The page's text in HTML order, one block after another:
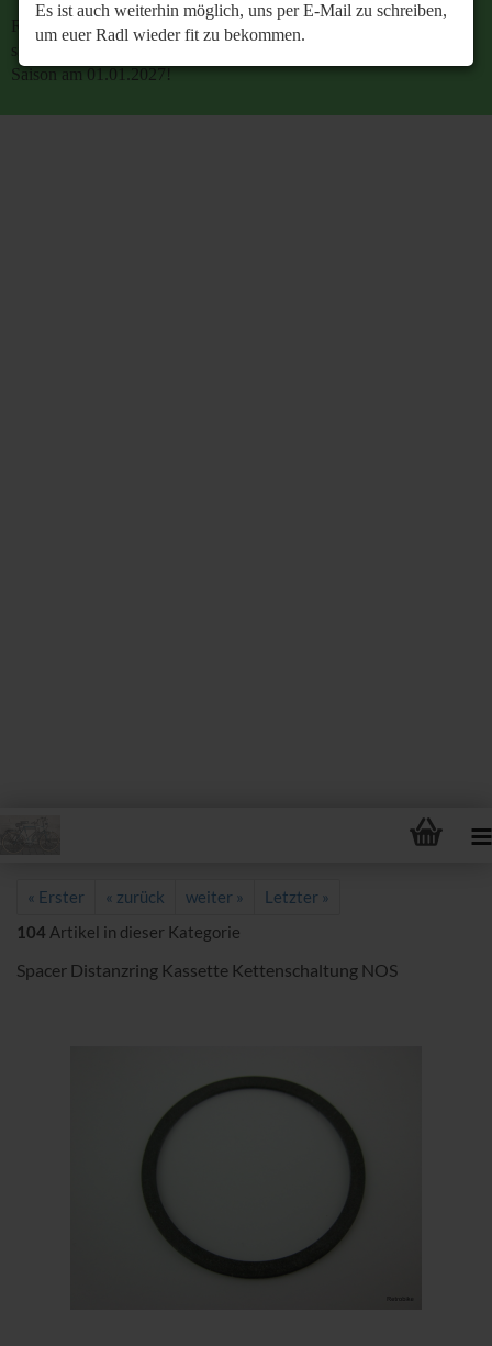
Es ist auch weiterhin möglich, uns per E-Mail zu schreiben,
um euer Radl wieder fit zu bekommen.
Retrobike wünscht euch eine gesunde Radlzeit und freut
Retrobike wünscht euch eine gesunde Radlzeit und freut
sich schon jetzt auf den gemeinsamen Start in die neue
Saison am 01.01.2027!
« Erster « zurück weiter »
Letzter »
104 Artikel in dieser Kategorie
Spacer Distanzring Kassette Kettenschaltung NOS